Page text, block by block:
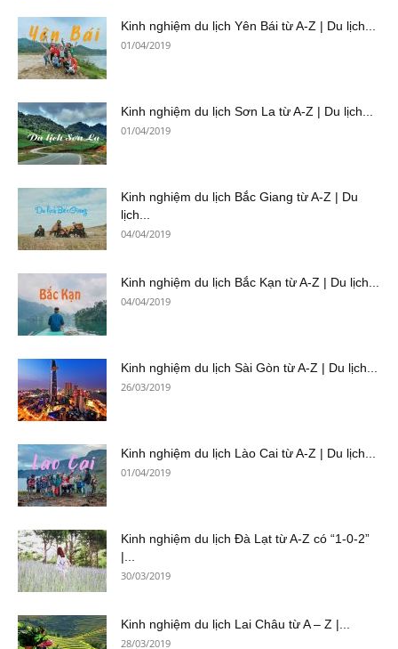
Kinh nghiệm du lịch Yên Bái từ A-Z | Du lịch...
01/04/2019
Kinh nghiệm du lịch Sơn La từ A-Z | Du lịch...
01/04/2019
Kinh nghiệm du lịch Bắc Giang từ A-Z | Du
lịch...
04/04/2019
Kinh nghiệm du lịch Bắc Kạn từ A-Z | Du lịch...
04/04/2019
Kinh nghiệm du lịch Sài Gòn từ A-Z | Du lịch...
26/03/2019
Kinh nghiệm du lịch Lào Cai từ A-Z | Du lịch...
01/04/2019
Kinh nghiệm du lịch Đà Lạt từ A-Z có “1-0-2”
|...
30/03/2019
Kinh nghiệm du lịch Lai Châu từ A – Z |...
28/03/2019